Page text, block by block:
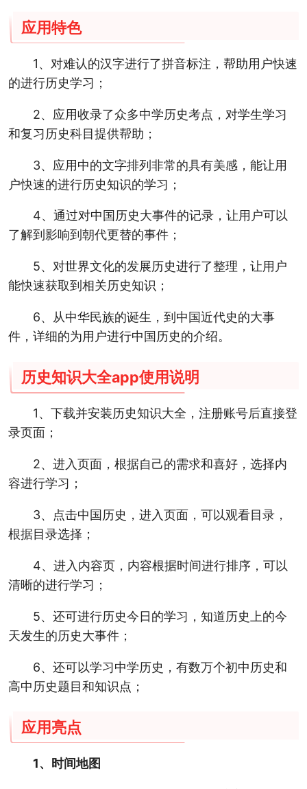
应用特色
1、对难认的汉字进行了拼音标注，帮助用户快速
的进行历史学习；
2、应用收录了众多中学历史考点，对学生学习
和复习历史科目提供帮助；
3、应用中的文字排列非常的具有美感，能让用
户快速的进行历史知识的学习；
4、通过对中国历史大事件的记录，让用户可以
了解到影响到朝代更替的事件；
5、对世界文化的发展历史进行了整理，让用户
能快速获取到相关历史知识；
6、从中华民族的诞生，到中国近代史的大事
件，详细的为用户进行中国历史的介绍。
历史知识大全app使用说明
1、下载并安装历史知识大全，注册账号后直接登
录页面；
2、进入页面，根据自己的需求和喜好，选择内
容进行学习；
3、点击中国历史，进入页面，可以观看目录，
根据目录选择；
4、进入内容页，内容根据时间进行排序，可以
清晰的进行学习；
5、还可进行历史今日的学习，知道历史上的今
天发生的历史大事件；
6、还可以学习中学历史，有数万个初中历史和
高中历史题目和知识点；
应用亮点
1、时间地图